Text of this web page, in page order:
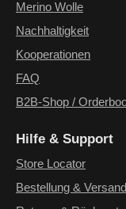
Merino Wolle
Nachhaltigkeit
Kooperationen
FAQ
B2B-Shop /
Hilfe & Support
Store Locator
Bestellung & Versand